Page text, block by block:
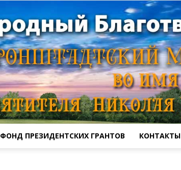
ФОНД ПРЕЗИДЕНТСКИХ ГРАНТОВ КОНТАКТЫ